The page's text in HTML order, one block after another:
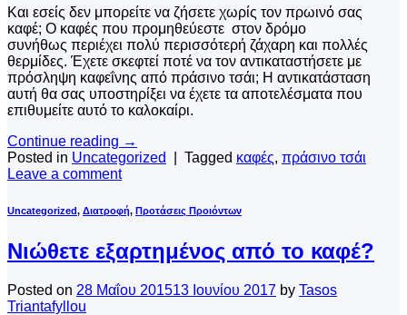
Και εσείς δεν μπορείτε να ζήσετε χωρίς τον πρωινό σας
καφέ; Ο καφές που προμηθεύεστε στον δρόμο
συνήθως περιέχει πολύ περισσότερή ζάχαρη και πολλές
θερμίδες. Έχετε σκεφτεί ποτέ να τον αντικαταστήσετε με
πρόσληψη καφεΐνης από πράσινο τσάι; Η αντικατάσταση
αυτή θα σας υποστηρίξει να έχετε τα αποτελέσματα που
επιθυμείτε αυτό το καλοκαίρι.
Continue reading →
Posted in Uncategorized Tagged καφές, πράσινο τσάι
Leave a comment
Uncategorized, Διατροφή, Προτάσεις Προιόντων
Νιώθετε εξαρτημένος από το καφέ?
Posted on 28 Μαΐου 201513 Ιουνίου 2017 by Tasos
Triantafyllou